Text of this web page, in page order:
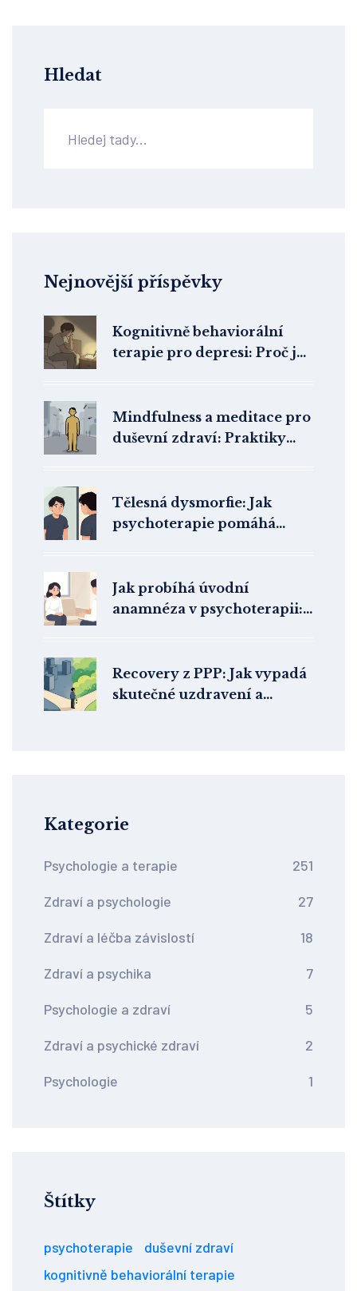
Hledat
Nejnovější příspěvky
Kognitivně behaviorální
terapie pro depresi: Proč je
Mindfulness a meditace pro
duševní zdraví: Praktiky
Tělesná dysmorfie: Jak
psychoterapie pomáhá
Jak probíhá úvodní
anamnéza v psychoterapii:
Recovery z PPP: Jak vypadá
skutečné uzdravení a
Kategorie
Psychologie a terapie 251
Zdraví a psychologie 27
Zdraví a léčba závislostí 18
Zdraví a psychika 7
Psychologie a zdraví 5
Zdraví a psychické zdraví 2
Psychologie 1
Štítky
psychoterapie
duševní zdraví
kognitivně behaviorální terapie